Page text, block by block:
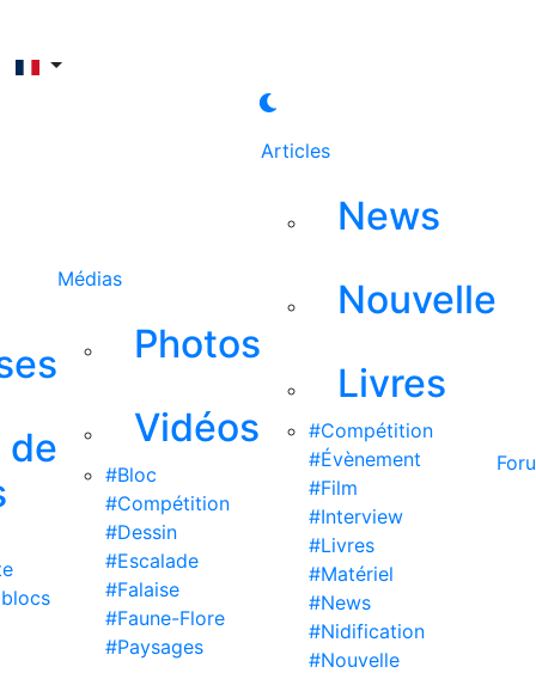
de
Médias
Photos
Vidéos
#Bloc
#Compétition
#Dessin
#Escalade
#Falaise
#Faune-Flore
#Paysages
Articles
News
Nouvelle
Livres
#Compétition
#Évènement
#Film
#Interview
#Livres
#Matériel
#News
#Nidification
#Nouvelle